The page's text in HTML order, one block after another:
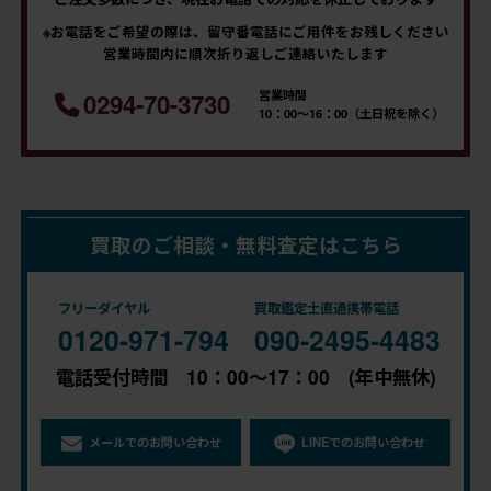
※お電話をご希望の際は、留守番電話にご用件をお残しください
営業時間内に順次折り返しご連絡いたします
0294-70-3730
営業時間
10：00～16：00（土日祝を除く）
買取のご相談・無料査定はこちら
フリーダイヤル
0120-971-794
買取鑑定士直通携帯電話
090-2495-4483
電話受付時間 10：00～17：00 (年中無休)
メールでのお問い合わせ LINEでのお問い合わせ